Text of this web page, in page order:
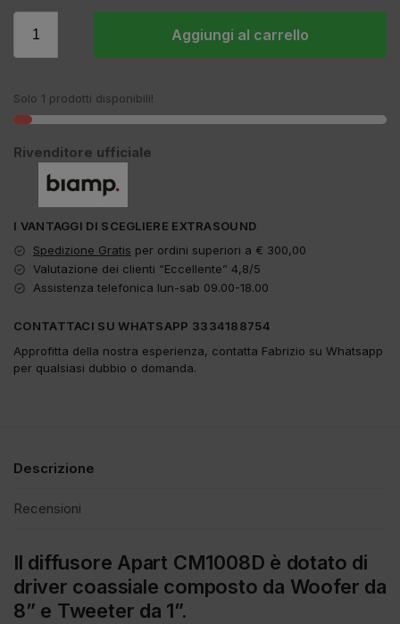
Aggiungi al carrello
Solo 1 prodotti disponibili!
Rivenditore ufficiale
I VANTAGGI DI SCEGLIERE EXTRASOUND
Spedizione Gratis per ordini superiori a € 300,00
Valutazione dei clienti “Eccellente” 4,8/5
Assistenza telefonica lun-sab 09.00-18.00
CONTATTACI SU WHATSAPP 3334188754
Approfitta della nostra esperienza, contatta Fabrizio su Whatsapp
per qualsiasi dubbio o domanda.
Descrizione
Recensioni
Il diffusore Apart CM1008D è dotato di
driver coassiale composto da Woofer da
8” e Tweeter da 1”.